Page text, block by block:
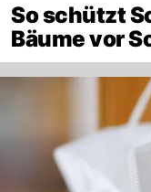
So schützt
Bäume vor